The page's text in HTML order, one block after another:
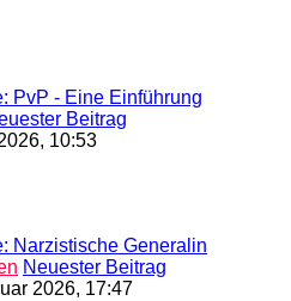
PvP - Eine Einführung
Beitrag
10:53
Narzistische Generalin
Neuester Beitrag
2026, 17:47